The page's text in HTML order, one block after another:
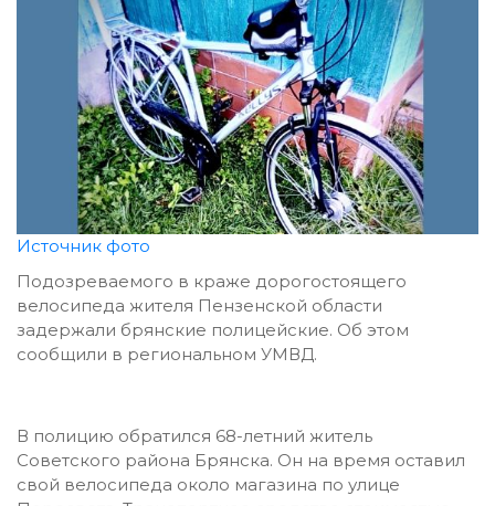
Источник фото
Подозреваемого в краже дорогостоящего
велосипеда жителя Пензенской области
задержали брянские полицейские. Об этом
сообщили в региональном УМВД.
В полицию обратился 68-летний житель
Советского района Брянска. Он на время оставил
свой велосипеда около магазина по улице